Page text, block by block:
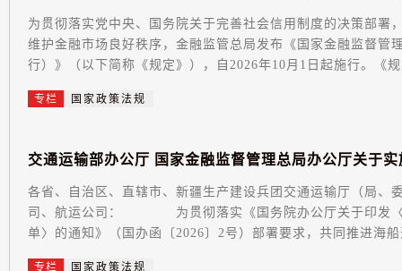
为贯彻落实党中央、国务院关于完善社会信用制度的决策部署
维护金融市场良好秩序，金融监管总局发布《国家金融监督管
行）》（以下简称《规定》），自2026年10月1日起施行。《
专栏 国家政策法规
交通运输部办公厅 国 家金融监督管理总局办公厅关于实
各省、自治区、直辖市、新疆生产建设兵团交通运输厅（局、
司、航运公司： 为贯彻落实《国务院办公厅关于印发〈“
单〉的通知》（国办函〔2026〕2号）部署要求，共同推进海
专栏 国家政策法规